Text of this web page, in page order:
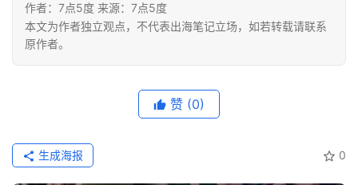
作者：7点5度 来源：7点5度
本文为作者独立观点，不代表出海笔记立场，如若转载请联系
原作者。
赞 (0)
0
生成海报